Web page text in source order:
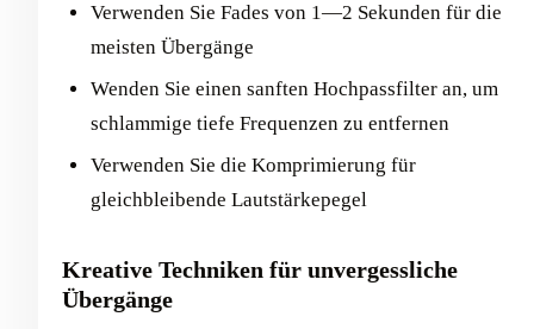
Verwenden Sie Fades von 1—2 Sekunden für die
meisten Übergänge
Wenden Sie einen sanften Hochpassfilter an, um
schlammige tiefe Frequenzen zu entfernen
Verwenden Sie die Komprimierung für
gleichbleibende Lautstärkepegel
Kreative Techniken für unvergessliche
Übergänge